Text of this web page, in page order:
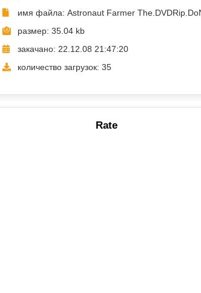
имя файла: Astronaut Farmer
размер: 35.04 kb
закачано: 22.12.08 21:47:20
количество загрузок: 35
Rate